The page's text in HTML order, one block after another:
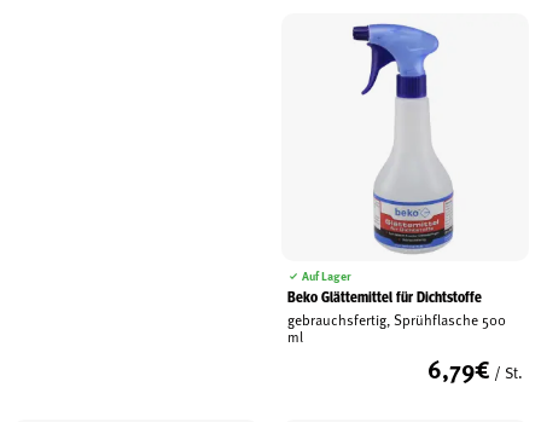
Auf Lager
Beko Glättemittel für Dichtstoffe
gebrauchsfertig, Sprühflasche 500
ml
6,79€ / St.